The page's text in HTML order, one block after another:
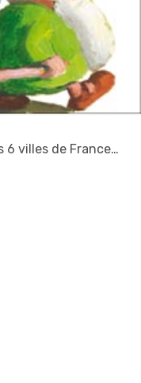
villes de France…